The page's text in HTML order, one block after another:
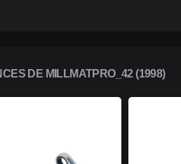
DE MILLMATPRO_42 (1998)